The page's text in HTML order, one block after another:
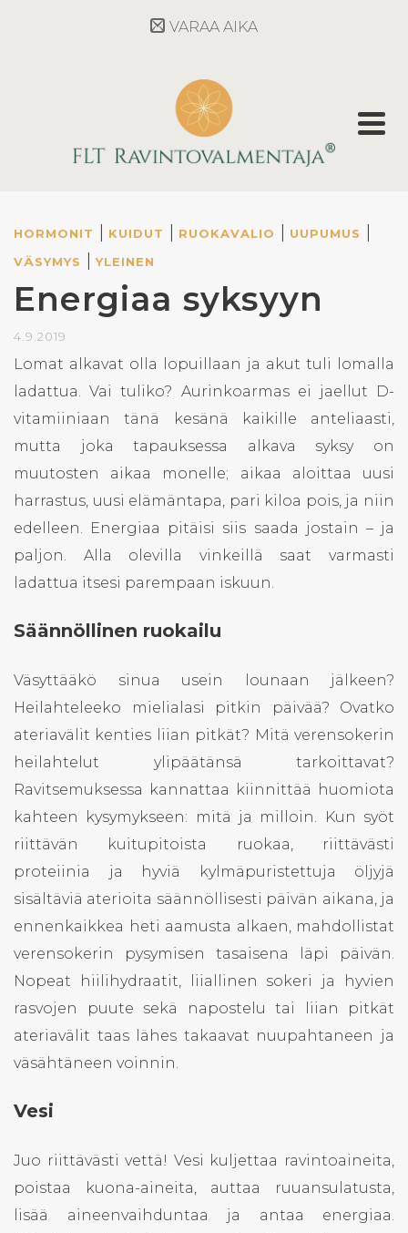
VARAA AIKA
HORMONIT | KUIDUT | RUOKAVALIO | UUPUMUS |
VÄSYMYS |YLEINEN
Energiaa syksyyn
4.9.2019
Lomat alkavat olla lopuillaan ja akut tuli lomalla
ladattua. Vai tuliko? Aurinkoarmas ei jaellut D-
vitamiiniaan tänä kesänä kaikille anteliaasti,
mutta joka tapauksessa alkava syksy on
muutosten aikaa monelle; aikaa aloittaa uusi
harrastus, uusi elämäntapa, pari kiloa pois, ja niin
edelleen. Energiaa pitäisi siis saada jostain – ja
paljon. Alla olevilla vinkeillä saat varmasti
ladattua itsesi parempaan iskuun.
Säännöllinen ruokailu
Väsyttääkö sinua usein lounaan jälkeen?
Heilahteleeko mielialasi pitkin päivää? Ovatko
ateriavälit kenties liian pitkät? Mitä verensokerin
heilahtelut ylipäätänsä tarkoittavat?
Ravitsemuksessa kannattaa kiinnittää huomiota
kahteen kysymykseen: mitä ja milloin. Kun syöt
riittävän kuitupitoista ruokaa, riittävästi
proteiinia ja hyviä kylmäpuristettuja öljyjä
sisältäviä aterioita säännöllisesti päivän aikana, ja
ennenkaikkea heti aamusta alkaen, ma hdollistat
verensokerin pysymisen tasaisena läpi päivän.
Nopeat
hiilihydraatit, liiallinen sokeri ja
hyvien
rasvojen puute sekä napostelu tai liian pitkät
ateriavälit taas lähes takaavat nuupahtaneen ja
väsähtäneen voinnin.
Vesi
Juo riittävästi vettä! Vesi kuljettaa ravintoaineita,
poistaa kuona-aineita, auttaa ruuansulatusta,
lisää aineenvaihduntaa ja antaa energiaa.